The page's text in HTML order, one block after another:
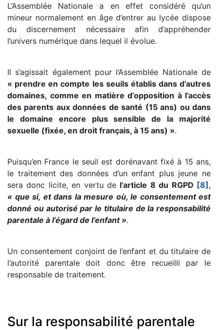
L’Assemblée Nationale a en effet considéré qu’un
mineur normalement en âge d’entrer au lycée dispose
du discernement nécessaire afin d’appréhender
l’univers numérique dans lequel il évolue.
Il s’agissait également pour l’Assemblée Nationale de
« prendre en compte les seuils établis dans d’autres
domaines, comme en matière d’opposition à l’accès
des parents aux données de santé (15 ans) ou dans
le domaine encore plus sensible de la majorité
sexuelle (fixée, en droit français, à 15 ans) ».
Puisqu’en France le seuil est dorénavant fixé à 15 ans,
le traitement des données d’un enfant plus jeune ne
sera donc licite, en vertu de l’article 8 du RGPD [8],
« que si, et dans la mesure où, le consentement est
donné ou autorisé par le titulaire de la responsabilité
parentale à l’égard de l’enfant ».
Un consentement conjoint de l’enfant et du titulaire de
l’autorité parentale doit donc être recueilli par le
responsable de traitement.
Sur la responsabilité parentale